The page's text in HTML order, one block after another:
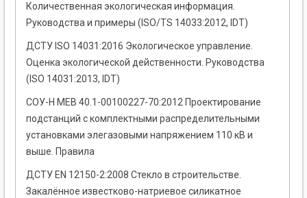
Количественная экологическая информация.
Руководства и примеры (ISO/TS 14033:2012, IDT)
ДСТУ ISO 14031:2016 Экологическое управление.
Оценка экологической действенности. Руководства
(ISO 14031:2013, IDT)
СОУ-Н МЕВ 40.1-00100227-70:2012 Проектирование
подстанций с комплектными распределительными
установками элегазовыми напряжением 110 кВ и
выше. Правила
ДСТУ EN 12150-2:2008 Стекло в строительстве.
Закалённое известково-натриевое силикатное